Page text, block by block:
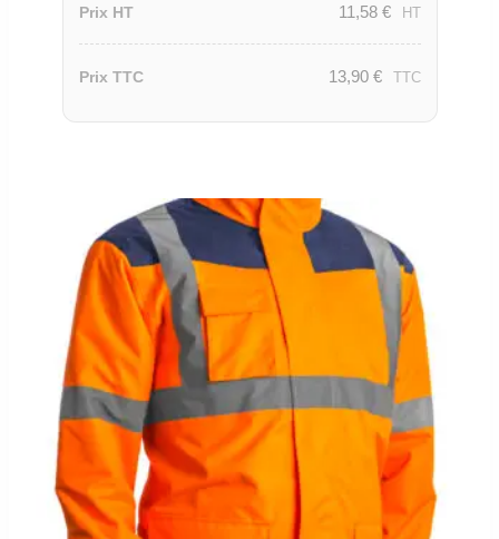
Prix HT 11,58 € HT
Prix TTC 13,90 € TTC